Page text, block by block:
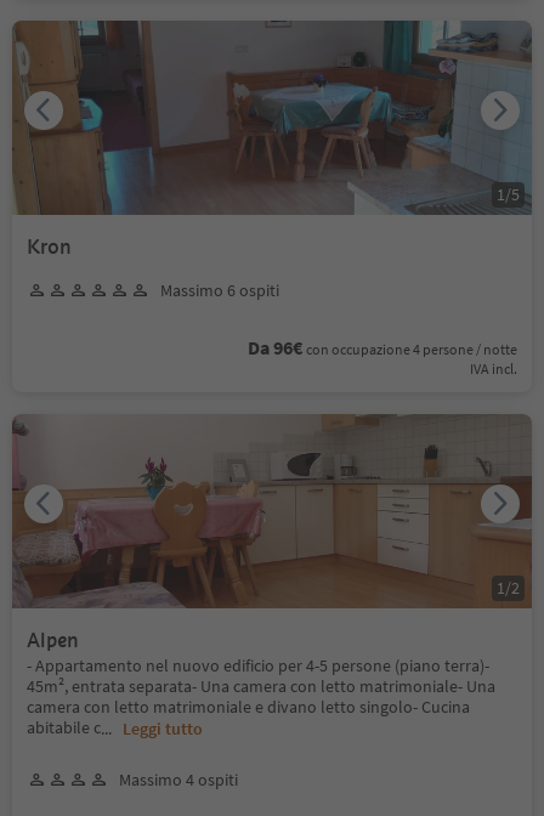
Kron
Massimo 6 ospiti
Da 96€ con occupazione 4 persone / notte
IVA incl.
1 /5
Alpen
- Appartamento nel nuovo edificio per 4-5 persone (piano terra)-
45m², entrata separata- Una camera con letto matrimoniale- Una
camera con letto matrimoniale e divano letto singolo- Cucina
abitabile c... Leggi tutto
Massimo 4 ospiti
1 /2